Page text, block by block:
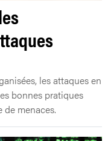
les attaques en
bonnes pratiques
de menaces.